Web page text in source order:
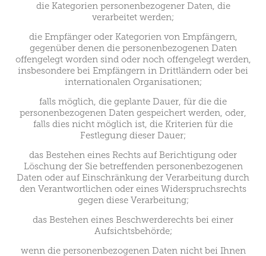
die Kategorien personenbezogener Daten, die
verarbeitet werden;
die Empfänger oder Kategorien von Empfängern,
gegenüber denen die personenbezogenen Daten
offengelegt worden sind oder noch offengelegt werden,
insbesondere bei Empfängern in Drittländern oder bei
internationalen Organisationen;
falls möglich, die geplante Dauer, für die die
personenbezogenen Daten gespeichert werden, oder,
falls dies nicht möglich ist, die Kriterien für die
Festlegung dieser Dauer;
das Bestehen eines Rechts auf Berichtigung oder
Löschung der Sie betreffenden personenbezogenen
Daten oder auf Einschränkung der Verarbeitung durch
den Verantwortlichen oder eines Widerspruchsrechts
gegen diese Verarbeitung;
das Bestehen eines Beschwerderechts bei einer
Aufsichtsbehörde;
wenn die personenbezogenen Daten nicht bei Ihnen